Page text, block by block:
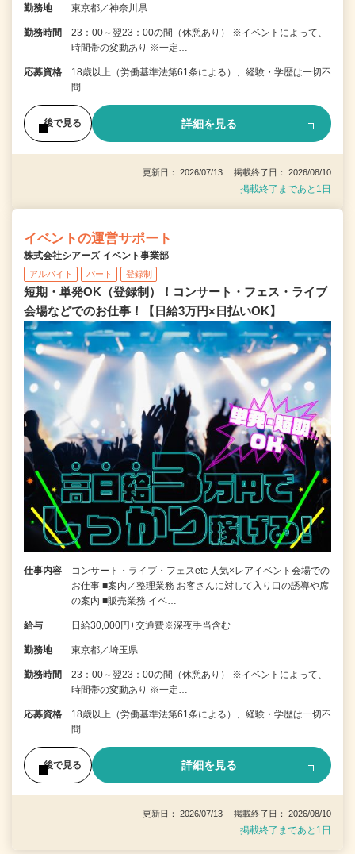
勤務地 東京都／神奈川県
勤務時間
23：00～翌23：00の間（休憩あり） ※イベントによって、
時間帯の変動あり ※一定…
応募資格
18歳以上（労働基準法第61条による）、経験・学歴は一切不
問
後で見る 詳細を見る
更新日： 2026/07/13 掲載終了日： 2026/08/10
掲載終了まであと1日
イベントの運営サポート
株式会社シアーズ イベント事業部
アルバイト パート 登録制
短期・単発OK（登録制）！コンサート・フェス・ライブ
会場などでのお仕事！【日給3万円×日払いOK】
仕事内容
コンサート・ライブ・フェスetc 人気×レアイベント会場での
お仕事 ■案内／整理業務 お客さんに対して入り口の誘導や席
の案内 ■販売業務 イベ…
給与 日給30,000円+交通費※深夜手当含む
勤務地 東京都／埼玉県
勤務時間
23：00～翌23：00の間（休憩あり） ※イベントによって、
時間帯の変動あり ※一定…
応募資格
18歳以上（労働基準法第61条による）、経験・学歴は一切不
問
後で見る 詳細を見る
更新日： 2026/07/13 掲載終了日： 2026/08/10
掲載終了まであと1日